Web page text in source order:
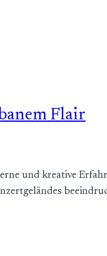
Flair
und kreative